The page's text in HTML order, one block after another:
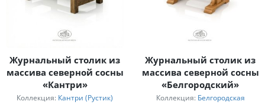
Журнальный столик из
массива северной сосны
«Кантри»
Коллекция: Кантри (Рустик)
Журнальный столик из
массива северной сосны
«Белгородский»
Коллекция: Белгородская